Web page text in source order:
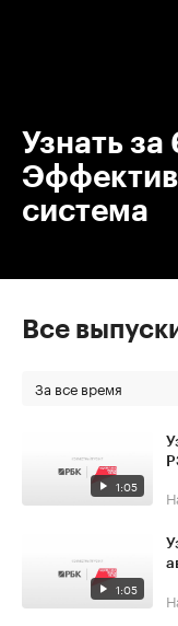
Узнать
система
Все
За все время
1:05
1:05